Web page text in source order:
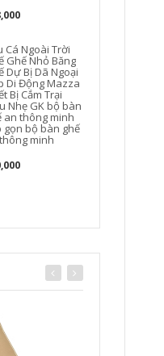
Cá Ngoài Trời
Ghế Nhỏ Băng
Dự Bị Dã Ngoại
Di Động Mazza
Bị Cắm Trại
Nhẹ GK bộ bàn
an thông minh
gọn bộ bàn ghế
minh